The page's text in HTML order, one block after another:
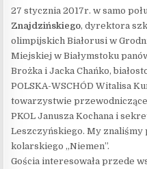
27 stycznia 2017r. w samo
Znajdzińskiego, dyrektora
olimpijskich Białorusi w
Miejskiej w Białymstoku
Brożka i Jacka Chańko,
POLSKA-WSCHÓD Witalisa
towarzystwie
PKOL Janusza Kochana i
Leszczyńskiego. My znaliśmy
kolarskiego „Niemen”.
Gościa interesowała przede